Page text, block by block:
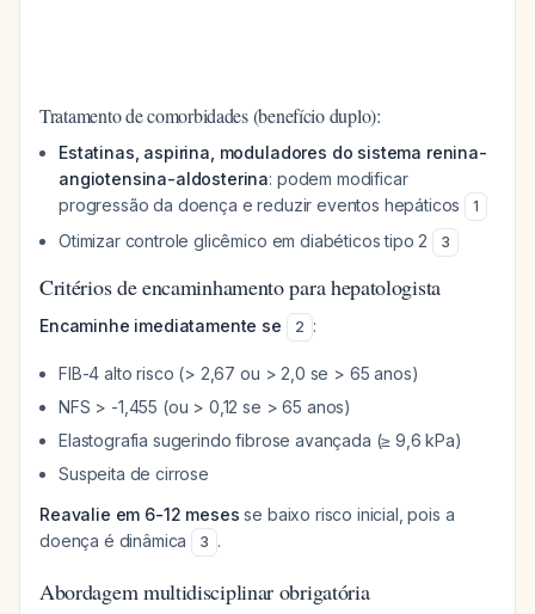
Tratamento de comorbidades (benefício duplo):
Estatinas, aspirina, moduladores do sistema renina-
angiotensina-aldosterina: podem modificar
progressão da doença e reduzir eventos hepáticos
1
Otimizar controle glicêmico em diabéticos tipo 2 3
Critérios de encaminhamento para hepatologista
Encaminhe imediatamente se 2 :
FIB-4 alto risco (> 2,67 ou > 2,0 se > 65 anos)
NFS > -1,455 (ou > 0,12 se > 65 anos)
Elastografia sugerindo fibrose avançada (≥ 9,6 kPa)
Suspeita de cirrose
Reavalie em 6-12 meses se baixo risco inicial, pois a
doença é dinâmica
3 .
Abordagem multidisciplinar obrigatória